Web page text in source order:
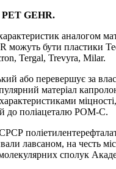
PET GEHR.
аналогом
можуть бути пластики
Tergal, Trevyra, Milar.
або перевершує за
матеріал
до поліацеталю POM-C.
лавсаном, на честь
сполук